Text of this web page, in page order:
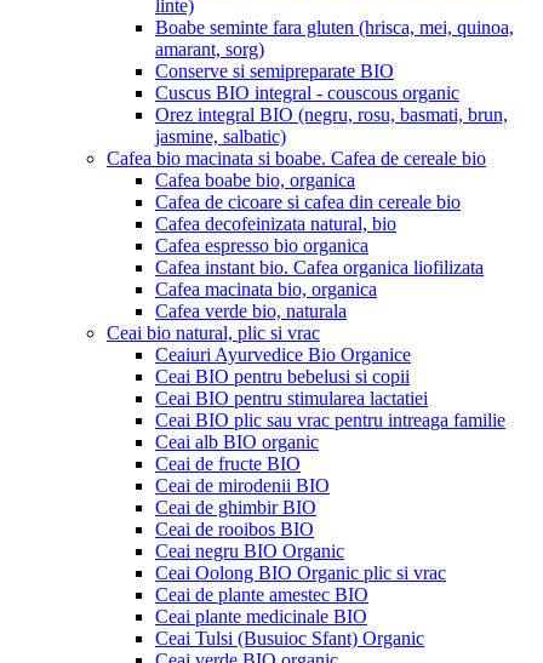
linte)
Boabe seminte fara gluten (hrisca, mei, quinoa,
amarant, sorg)
Conserve si semipreparate BIO
Cuscus BIO integral - couscous organic
Orez integral BIO (negru, rosu, basmati, brun,
jasmine, salbatic)
Cafea bio macinata si boabe. Cafea de cereale bio
Cafea boabe bio, organica
Cafea de cicoare si cafea din cereale bio
Cafea decofeinizata natural, bio
Cafea espresso bio organica
Cafea instant bio. Cafea organica liofilizata
Cafea macinata bio, organica
Cafea verde bio, naturala
Ceai bio natural, plic si vrac
Ceaiuri Ayurvedice Bio Organice
Ceai BIO pentru bebelusi si copii
Ceai BIO pentru stimularea lactatiei
Ceai BIO plic sau vrac pentru intreaga familie
Ceai alb BIO organic
Ceai de fructe BIO
Ceai de mirodenii BIO
Ceai de ghimbir BIO
Ceai de rooibos BIO
Ceai negru BIO Organic
Ceai Oolong BIO Organic plic si vrac
Ceai de plante amestec BIO
Ceai plante medicinale BIO
Ceai Tulsi (Busuioc Sfant) Organic